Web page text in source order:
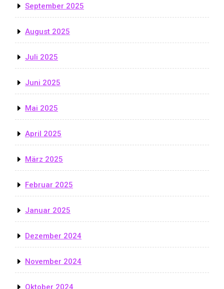
September 2025
August 2025
Juli 2025
Juni 2025
Mai 2025
April 2025
März 2025
Februar 2025
Januar 2025
Dezember 2024
November 2024
Oktober 2024